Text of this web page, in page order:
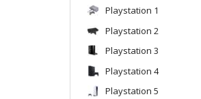
Playstation 1
Playstation 2
Playstation 3
Playstation 4
Playstation 5